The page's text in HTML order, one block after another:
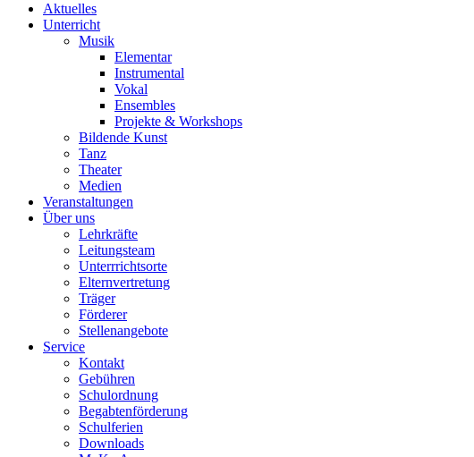
Aktuelles
Unterricht
Musik
Elementar
Instrumental
Vokal
Ensembles
Projekte & Workshops
Bildende Kunst
Tanz
Theater
Medien
Veranstaltungen
Über uns
Lehrkräfte
Leitungsteam
Unterrrichtsorte
Elternvertretung
Träger
Förderer
Stellenangebote
Service
Kontakt
Gebühren
Schulordnung
Begabtenförderung
Schulferien
Downloads